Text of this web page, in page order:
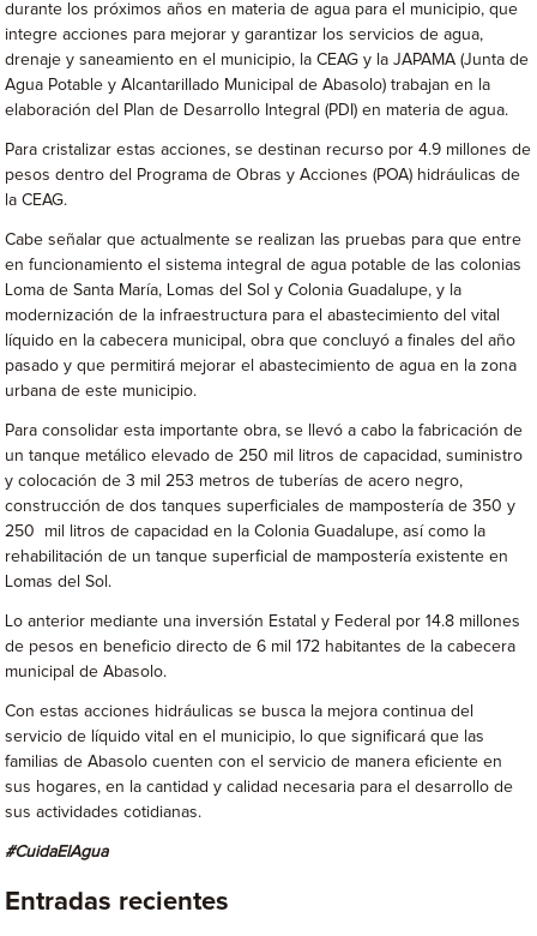
durante los próximos años en materia de agua para el municipio, que
integre acciones para mejorar y garantizar los servicios de agua,
drenaje y saneamiento en el municipio, la CEAG y la JAPAMA (Junta de
Agua Potable y Alcantarillado Municipal de Abasolo) trabajan en la
elaboración del Plan de Desarrollo Integral (PDI) en materia de agua.
Para cristalizar estas acciones, se destinan recurso por 4.9 millones de
pesos dentro del Programa de Obras y Acciones (POA) hidráulicas de
la CEAG.
Cabe señalar que actualmente se realizan las pruebas para que entre
en funcionamiento el sistema integral de agua potable de las colonias
Loma de Santa María, Lomas del Sol y Colonia Guadalupe, y la
modernización de la infraestructura para el abastecimiento del vital
líquido en la cabecera municipal, obra que concluyó a finales del año
pasado y que permitirá mejorar el abastecimiento de agua en la zona
urbana de este municipio.
Para consolidar esta importante obra, se llevó a cabo la fabricación de
un tanque metálico elevado de 250 mil litros de capacidad, suministro
y colocación de 3 mil 253 metros de tuberías de acero negro,
construcción de dos tanques superficiales de mampostería de 350 y
250 mil litros de capacidad en la Colonia Guadalupe, así como la
rehabilitación de un tanque superficial de mampostería existente en
Lomas del Sol.
Lo anterior mediante una inversión Estatal y Federal por 14.8 millones
de pesos en beneficio directo de 6 mil 172 habitantes de la cabecera
municipal de Abasolo.
Con estas acciones hidráulicas se busca la mejora continua del
servicio de líquido vital en el municipio, lo que significará que las
familias de Abasolo cuenten con el servicio de manera eficiente en
sus hogares, en la cantidad y calidad necesaria para el desarrollo de
sus actividades cotidianas.
#CuidaElAgua
Entradas recientes